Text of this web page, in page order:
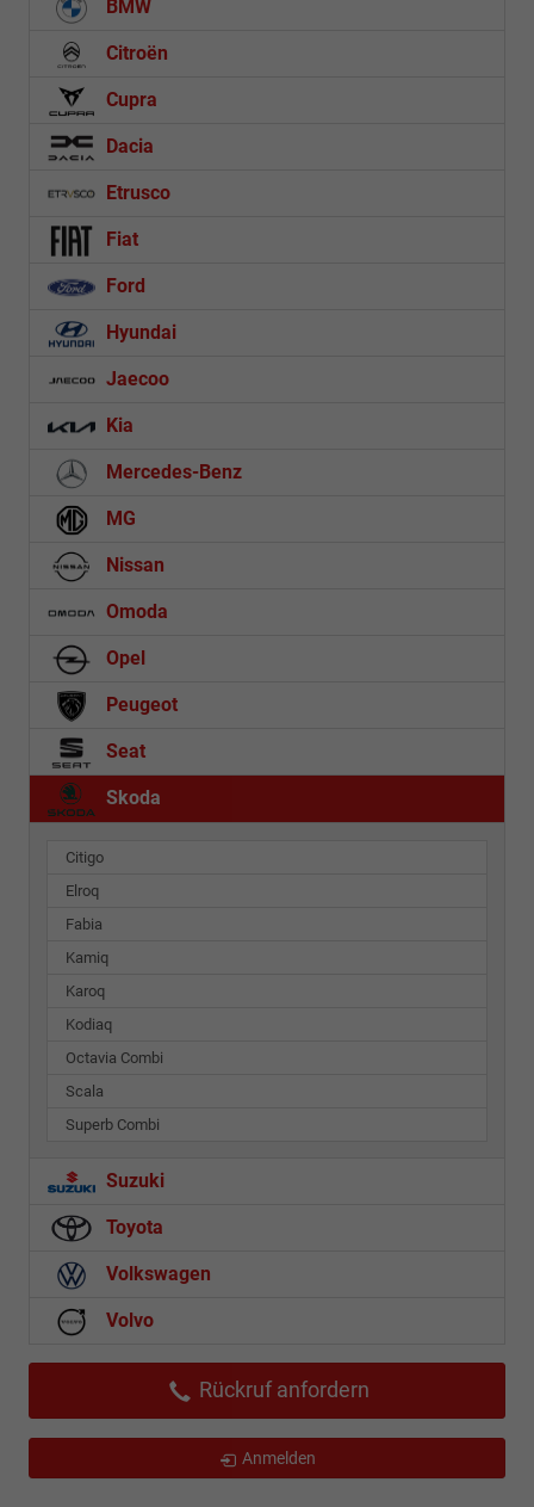
BMW
Citroën
Cupra
Dacia
Etrusco
Fiat
Ford
Hyundai
Jaecoo
Kia
Mercedes-Benz
MG
Nissan
Omoda
Opel
Peugeot
Seat
Skoda
Citigo
Elroq
Fabia
Kamiq
Karoq
Kodiaq
Octavia Combi
Scala
Superb Combi
Suzuki
Toyota
Volkswagen
Volvo
Rückruf anfordern
Anmelden